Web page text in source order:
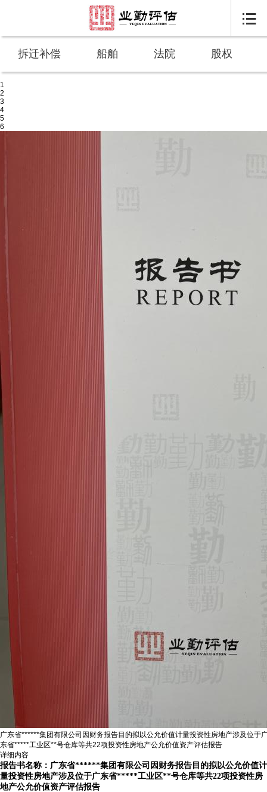

拆迁补偿 船舶 法院 股权
1
2
3
4
5
6
广东省******集团有限公司因财务报告目的拟以公允价值计量投资性房地产涉及位于
东省*****工业区**号仓库等共22项投资性房地产公允价值资产评估报告
详细内容
报告书名称： 广东省******集团有限公司因财务报告目的拟以公允价值计
量投资性房地产涉及位于广东省*****工业区**号仓库等共22项投资性房
地产公允价值资产评估报告